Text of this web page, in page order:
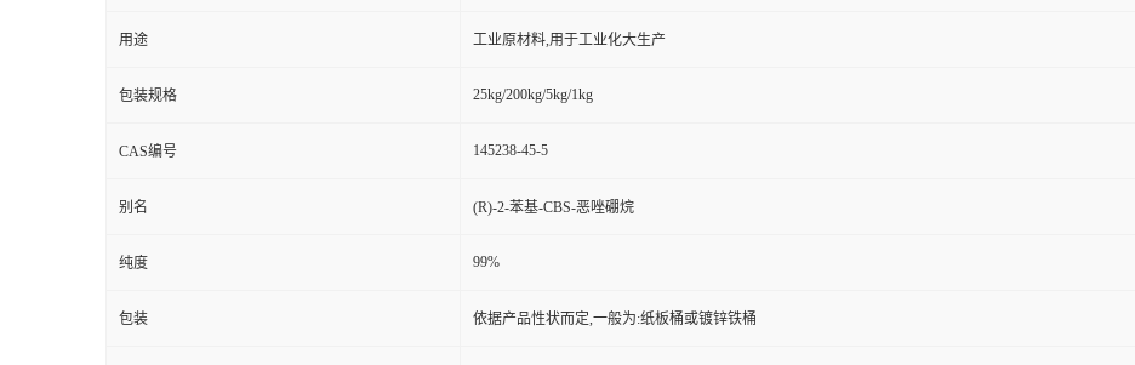
用途 工业原材料,用于工业化大生产
包装规格 25kg/200kg/5kg/1kg
CAS编号 145238-45-5
别名 (R)-2-苯基-CBS-恶唑硼烷
纯度 99%
包装 依据产品性状而定,一般为:纸板桶或镀锌铁桶